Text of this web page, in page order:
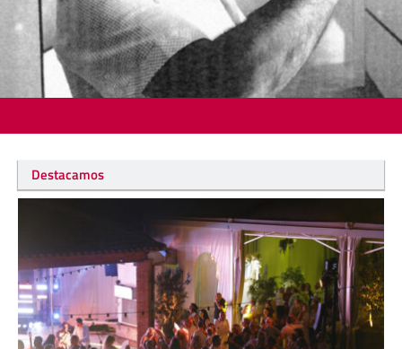
Destacamos